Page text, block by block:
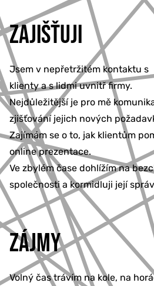
ZAJIŠŤUJI
Jsem v nepřetržitém kontaktu s
klienty a s lidmi uvnitř firmy.
Nejdůležitější je pro mě
zjišťování jejich nových
Zajímám se o to, jak klientům
online prezentace.
Ve zbylém čase dohlížím na
společnosti a kormidluji její
ZÁJMY
Volný čas trávím na kole, na